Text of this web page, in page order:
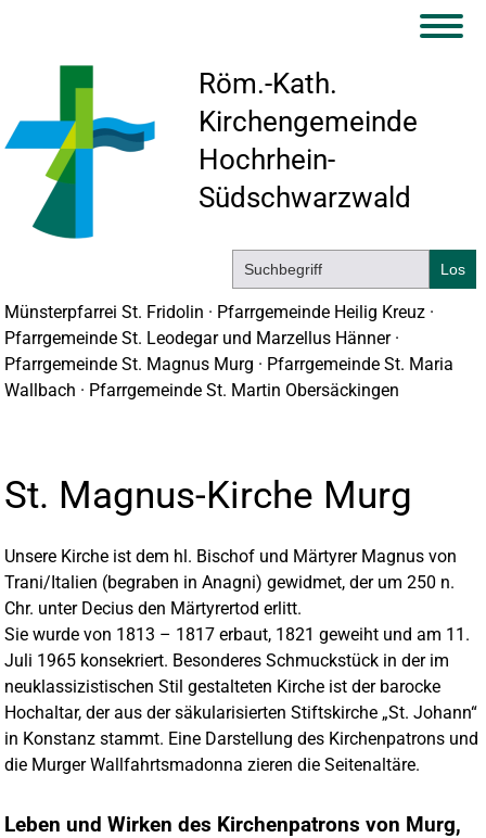
Röm.-Kath.
Kirchengemeinde
Hochrhein-
Südschwarzwald
Münsterpfarrei St. Fridolin · Pfarrgemeinde Heilig Kreuz ·
Pfarrgemeinde St. Leodegar und Marzellus Hänner ·
Pfarrgemeinde St. Magnus Murg · Pfarrgemeinde St. Maria
Wallbach · Pfarrgemeinde St. Martin Obersäckingen
St. Magnus-Kirche Murg
Unsere Kirche ist dem hl. Bischof und Märtyrer Magnus von
Trani/Italien (begraben in Anagni) gewidmet, der um 250 n.
Chr. unter Decius den Märtyrertod erlitt.
Sie wurde von 1813 – 1817 erbaut, 1821 geweiht und am 11.
Juli 1965 konsekriert. Besonderes Schmuckstück in der im
neuklassizistischen Stil gestalteten Kirche ist der barocke
Hochaltar, der aus der säkularisierten Stiftskirche „St. Johann“
in Konstanz stammt. Eine Darstellung des Kirchenpatrons und
die Murger Wallfahrtsmadonna zieren die Seitenaltäre.
Leben und Wirken des Kirchenpatrons von Murg,